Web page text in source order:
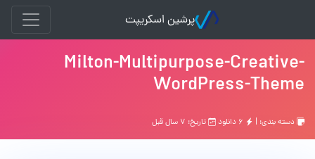
پرشین اسکریپت
Milton-Multipurpose-Creative-
WordPress-Theme
دسته بندی: | تاریخ: ۷ سال قبل